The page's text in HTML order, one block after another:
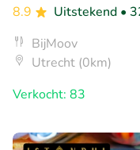
8.9
Uitstekend •
BijMoov
Utrecht (0km)
Verkocht: 83